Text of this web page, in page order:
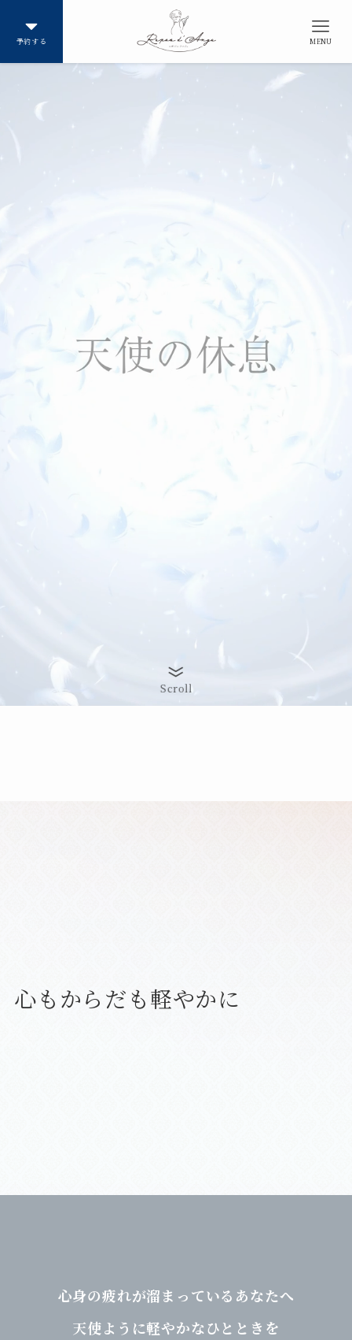
予約する MENU
Scroll
心もからだも軽やかに
心身の疲れが溜まっているあなたへ
天使ように軽やかなひとときを